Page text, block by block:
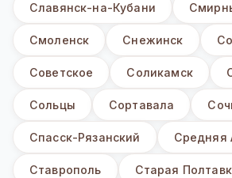
Славянск-на-Кубани
Смоленск Снежинск
Советское Соликамск
Сольцы Сортавала
Спасск-Рязанский Средняя
Ставрополь Старая